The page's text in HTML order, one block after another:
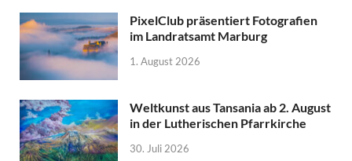
PixelClub präsentiert Fotografien
im Landratsamt Marburg
1. August 2026
Weltkunst aus Tansania ab 2. August
in der Lutherischen Pfarrkirche
30. Juli 2026